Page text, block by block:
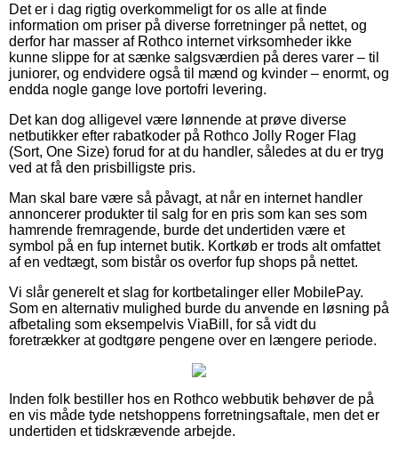
Det er i dag rigtig overkommeligt for os alle at finde
information om priser på diverse forretninger på nettet, og
derfor har masser af Rothco internet virksomheder ikke
kunne slippe for at sænke salgsværdien på deres varer – til
juniorer, og endvidere også til mænd og kvinder – enormt, og
endda nogle gange love portofri levering.
Det kan dog alligevel være lønnende at prøve diverse
netbutikker efter rabatkoder på Rothco Jolly Roger Flag
(Sort, One Size) forud for at du handler, således at du er tryg
ved at få den prisbilligste pris.
Man skal bare være så påvagt, at når en internet handler
annoncerer produkter til salg for en pris som kan ses som
hamrende fremragende, burde det undertiden være et
symbol på en fup internet butik. Kortkøb er trods alt omfattet
af en vedtægt, som bistår os overfor fup shops på nettet.
Vi slår generelt et slag for kortbetalinger eller MobilePay.
Som en alternativ mulighed burde du anvende en løsning på
afbetaling som eksempelvis ViaBill, for så vidt du
foretrækker at godtgøre pengene over en længere periode.
Inden folk bestiller hos en Rothco webbutik behøver de på
en vis måde tyde netshoppens forretningsaftale, men det er
undertiden et tidskrævende arbejde.